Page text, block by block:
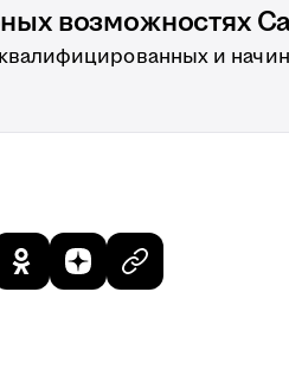
возможностях
и